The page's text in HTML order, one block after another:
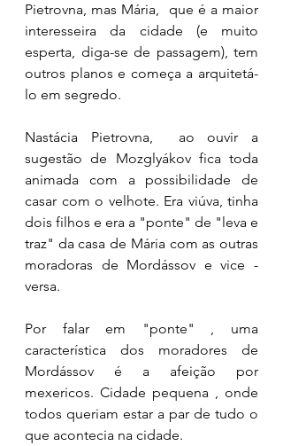
Pietrovna, mas Mária,  que é a maior
interesseira da cidade (e muito
esperta, diga-se de passagem), tem
outros planos e começa a arquitetá-
lo em segredo.
Nastácia Pietrovna,  ao ouvir a
sugestão de Mozglyákov fica toda
animada com a possibilidade de
casar com o velhote. Era viúva, tinha
dois filhos e era a "ponte" de "leva e
traz" da casa de Mária com as outras
moradoras de Mordássov e vice -
versa.
Por falar em "ponte" , uma
característica dos moradores de
Mordássov é a afeição por
mexericos. Cidade pequena , onde
todos queriam estar a par de tudo o
que acontecia na cidade.